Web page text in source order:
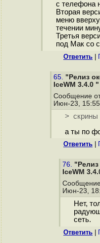
с телефона
Вторая
меню
течении
Третья
под Мак со
Ответить
65. "Релиз
IceWM 3.4.0 "
Сообщение
Июн-23, 15:55
> скрины
а ты по
Ответить
76. "Релиз
IceWM
Июн-23,
Нет,
сеть.
Ответить